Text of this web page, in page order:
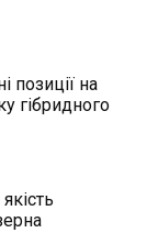
позиції на
гібридного